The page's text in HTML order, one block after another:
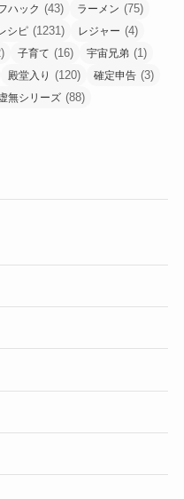
ハック (43) ラーメン (75)
シピ (1231) レジャー (4)
子育て (16) 宇宙兄弟 (1)
殿堂入り (120) 確定申告 (3)
無シリーズ (88)